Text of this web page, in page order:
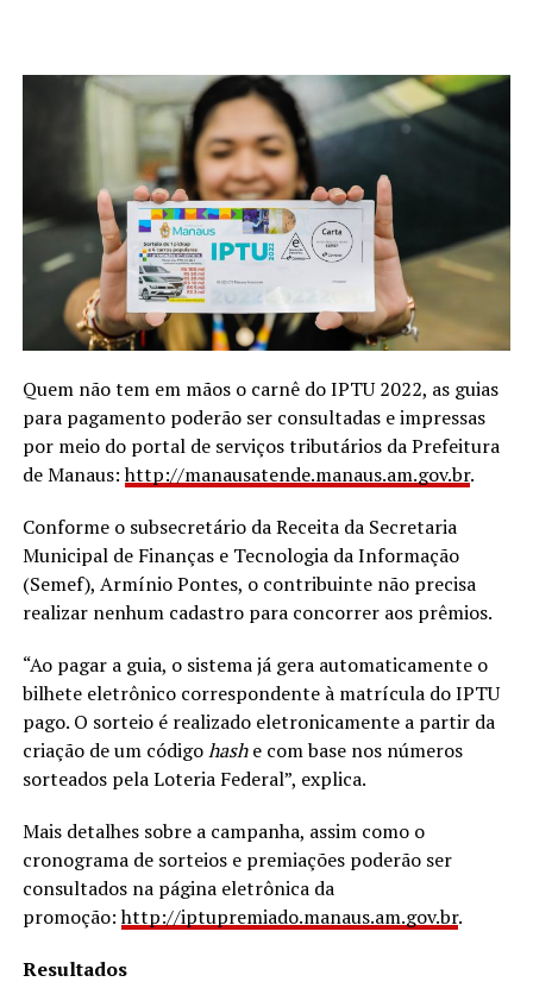
Quem não tem em mãos o carnê do IPTU 2022, as guias
para pagamento poderão ser consultadas e impressas
por meio do portal de serviços tributários da Prefeitura
de Manaus:http://manausatende.manaus.am.gov.br.
Conforme o subsecretário da Receita da Secretaria
Municipal de Finanças e Tecnologia da Informação
(Semef), Armínio Pontes, o contribuinte não precisa
realizar nenhum cadastro para concorrer aos prêmios.
“Ao pagar a guia, o sistema já gera automaticamente o
bilhete eletrônico correspondente à matrícula do IPTU
pago. O sorteio é realizado eletronicamente a partir da
criação de um códigohashe com base nos números
sorteados pela Loteria Federal”, explica.
Mais detalhes sobre a campanha, assim como o
cronograma de sorteios e premiações poderão ser
consultados na página eletrônica da
promoção:http://iptupremiado.manaus.am.gov.br.
Resultados